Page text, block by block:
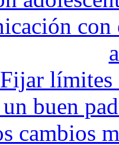
Fijar límites
un buen
cambios